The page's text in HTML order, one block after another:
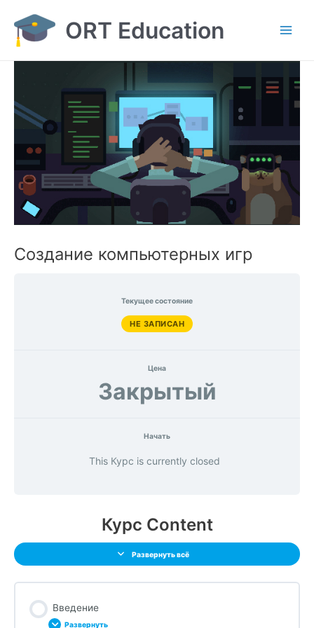
содержимому ORT Education
Создание компьютерных игр
Текущее состояние
НЕ ЗАПИСАН
Цена
Закрытый
Начать
This Курс is currently closed
Курс Content
Развернуть всё
Введение
Развернуть